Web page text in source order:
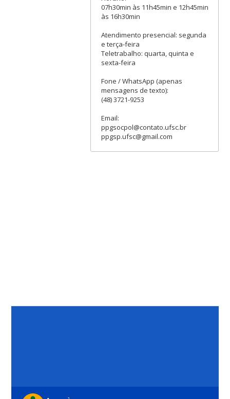
07h30min às 11h45min e 12h45min
às 16h30min
Atendimento presencial: segunda
e terça-feira
Teletrabalho: quarta, quinta e
sexta-feira
Fone / WhatsApp (apenas
mensagens de texto):
(48) 3721-9253
Email:
ppgsocpol@contato.ufsc.br
ppgsp.ufsc@gmail.com